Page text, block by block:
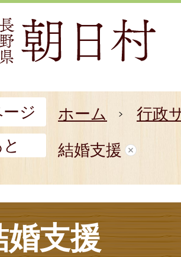
ジ ホーム
行政
結婚支援
婚支援